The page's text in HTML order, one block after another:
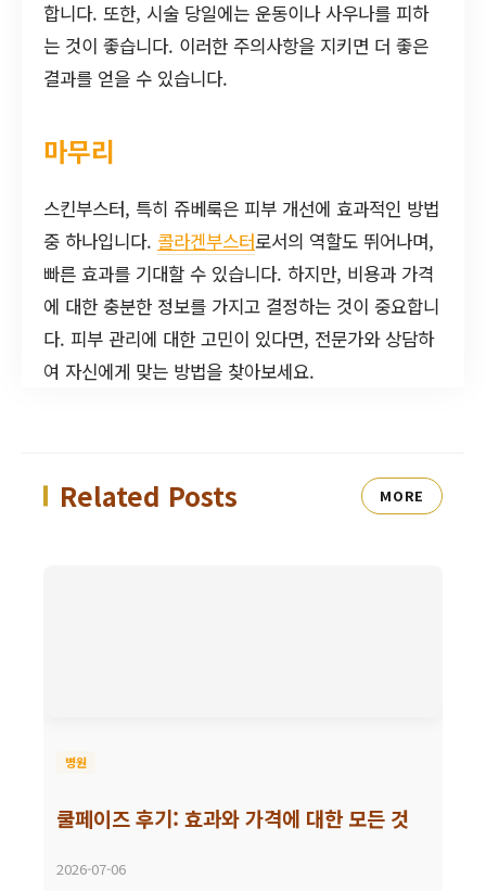
합니다. 또한, 시술 당일에는 운동이나 사우나를 피하
는 것이 좋습니다. 이러한 주의사항을 지키면 더 좋은
결과를 얻을 수 있습니다.
마무리
스킨부스터, 특히 쥬베룩은 피부 개선에 효과적인 방법
중 하나입니다. 콜라겐부스터로서의 역할도 뛰어나며,
빠른 효과를 기대할 수 있습니다. 하지만, 비용과 가격
에 대한 충분한 정보를 가지고 결정하는 것이 중요합니
다. 피부 관리에 대한 고민이 있다면, 전문가와 상담하
여 자신에게 맞는 방법을 찾아보세요.
Related Posts MORE
병원
쿨페이즈 후기: 효과와 가격에 대한 모든 것
2026-07-06